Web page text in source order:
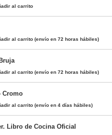
al carrito
al carrito (envío en 72 horas hábiles)
al carrito (envío en 72 horas hábiles)
Cromo
al carrito (envío en 4 días hábiles)
Libro de Cocina Oficial